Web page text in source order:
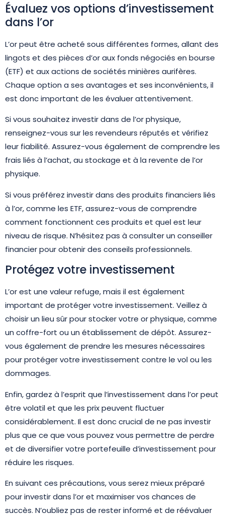
Évaluez vos options d’investissement
dans l’or
L’or peut être acheté sous différentes formes, allant des
lingots et des pièces d’or aux fonds négociés en bourse
(ETF) et aux actions de sociétés minières aurifères.
Chaque option a ses avantages et ses inconvénients, il
est donc important de les évaluer attentivement.
Si vous souhaitez investir dans de l’or physique,
renseignez-vous sur les revendeurs réputés et vérifiez
leur fiabilité. Assurez-vous également de comprendre les
frais liés à l’achat, au stockage et à la revente de l’or
physique.
Si vous préférez investir dans des produits financiers liés
à l’or, comme les ETF, assurez-vous de comprendre
comment fonctionnent ces produits et quel est leur
niveau de risque. N’hésitez pas à consulter un conseiller
financier pour obtenir des conseils professionnels.
Protégez votre investissement
L’or est une valeur refuge, mais il est également
important de protéger votre investissement. Veillez à
choisir un lieu sûr pour stocker votre or physique, comme
un coffre-fort ou un établissement de dépôt. Assurez-
vous également de prendre les mesures nécessaires
pour protéger votre investissement contre le vol ou les
dommages.
Enfin, gardez à l’esprit que l’investissement dans l’or peut
être volatil et que les prix peuvent fluctuer
considérablement. Il est donc crucial de ne pas investir
plus que ce que vous pouvez vous permettre de perdre
et de diversifier votre portefeuille d’investissement pour
réduire les risques.
En suivant ces précautions, vous serez mieux préparé
pour investir dans l’or et maximiser vos chances de
succès. N’oubliez pas de rester informé et de réévaluer